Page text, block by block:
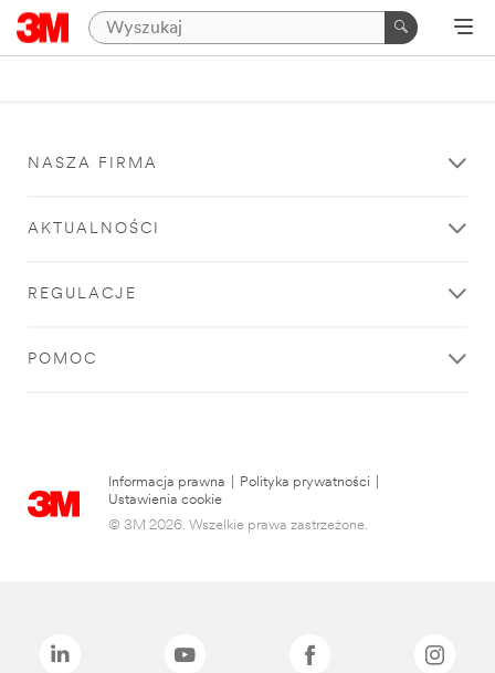
NASZA FIRMA
AKTUALNOŚCI
REGULACJE
POMOC
Informacja prawna Polityka prywatności
Ustawienia cookie
© 3M 2026. Wszelkie prawa zastrzeżone.